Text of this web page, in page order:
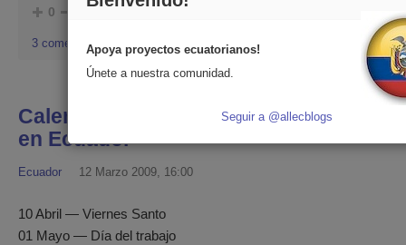
0
3 comentarios
Calendario de Feriados
en Ecuador
Ecuador 12 Marzo 2009, 16:00
10 Abril — Viernes Santo
01 Mayo — Día del trabajo
Apoya proyectos ecuatorianos!
Únete a nuestra comunidad.
Seguir a @allecblogs